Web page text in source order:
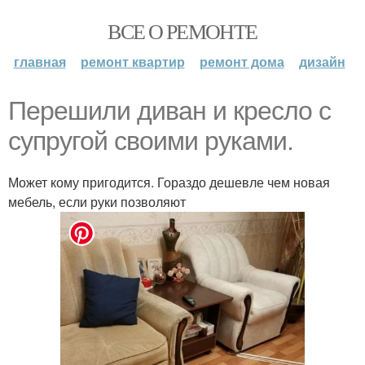
ВСЕ О РЕМОНТЕ
главная ремонт квартир ремонт дома дизайн
Перешили диван и кресло с
супругой своими руками.
Может кому пригодится. Гораздо дешевле чем новая
мебель, если руки позволяют